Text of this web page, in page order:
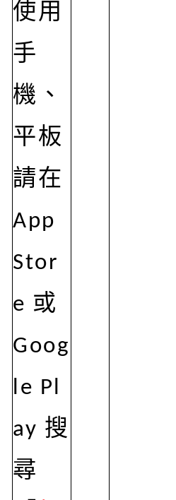
使用
手
機、
平板
請在
App
Stor
e 或
Goog
le Pl
ay 搜
尋